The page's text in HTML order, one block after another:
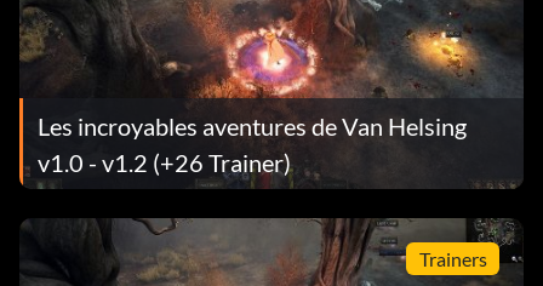
Les incroyables aventures de Van Helsing
v1.0 - v1.2 (+26 Trainer)
Trainers